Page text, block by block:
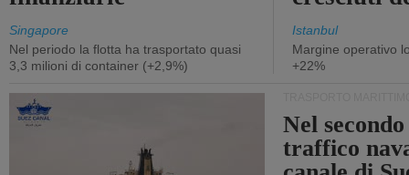
Singapore
Nel periodo la flotta ha trasportato quasi
3,3 milioni di container (+2,9%)
Istanbul
Margine operativo
+22%
Nel
traffico